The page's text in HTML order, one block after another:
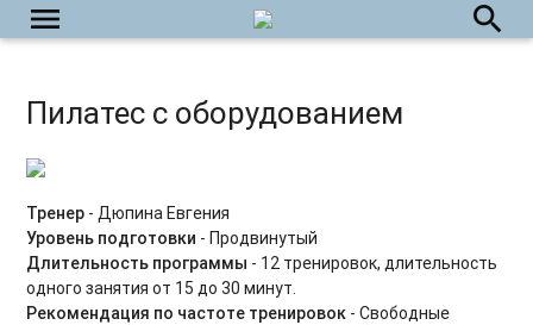
menu
Пилатес 45+
Йога на каждый день
Укрепляем тазовое дно
Силовые тренировки для начинающих
Power Yoga
Силовые тренировки для продвинутых
search
Пилатес с оборудованием
Тренер - Дюпина Евгения
Уровень подготовки - Продвинутый
Длительность программы - 12 тренировок, длительность
одного занятия от 15 до 30 минут.
Рекомендация по частоте тренировок - Свободные